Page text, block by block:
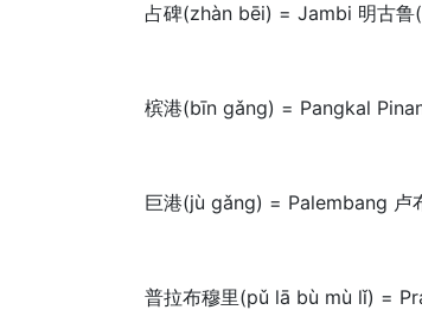
占碑(zhàn bēi) = Jambi 明古
槟港(bīn gǎng) = Pangkal
巨港(jù gǎng) = Palembang
普拉布穆里(pǔ lā bù mù lǐ) =